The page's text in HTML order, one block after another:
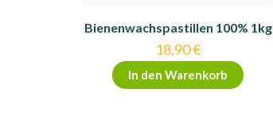
Bienenwachspastillen 100% 1kg
18,90€
In den Warenkorb